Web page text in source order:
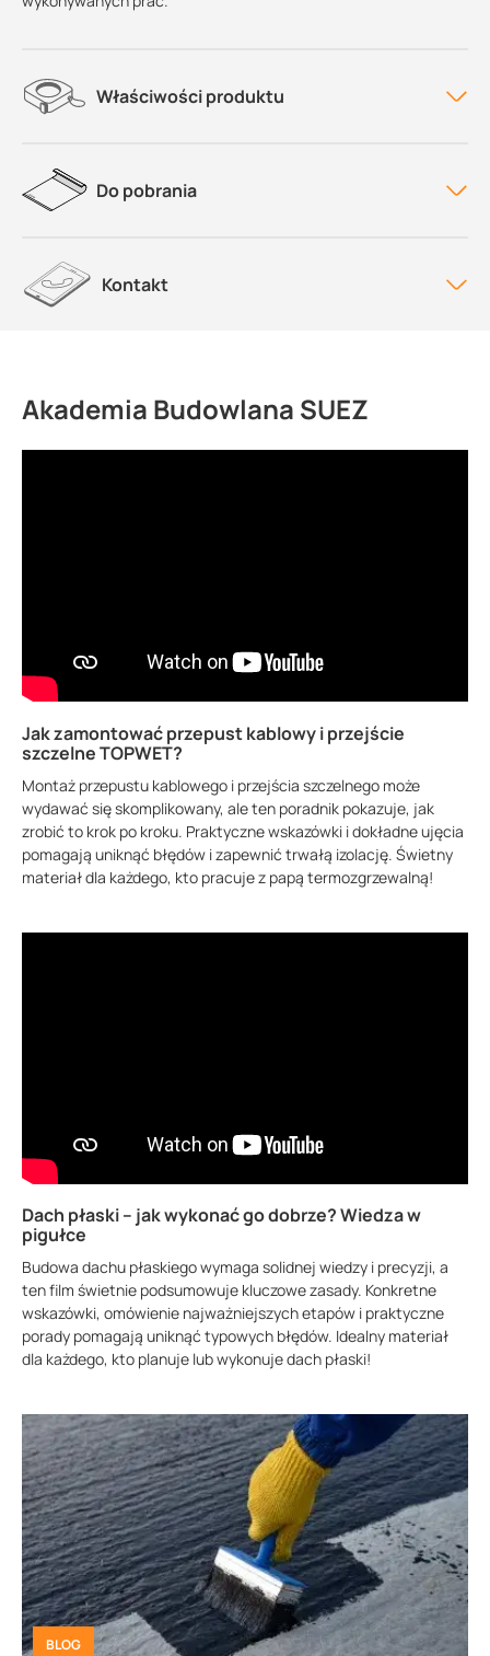
Właściwości produktu
Do pobrania
Kontakt
Akademia Budowlana SUEZ
Jak zamontować przepust kablowy i przejście
szczelne TOPWET?
Montaż przepustu kablowego i przejścia szczelnego może
wydawać się skomplikowany, ale ten poradnik pokazuje, jak
zrobić to krok po kroku. Praktyczne wskazówki i dokładne ujęcia
pomagają uniknąć błędów i zapewnić trwałą izolację. Świetny
materiał dla każdego, kto pracuje z papą termozgrzewalną!
Dach płaski – jak wykonać go dobrze? Wiedza w
pigułce
Budowa dachu płaskiego wymaga solidnej wiedzy i precyzji, a
ten film świetnie podsumowuje kluczowe zasady. Konkretne
wskazówki, omówienie najważniejszych etapów i praktyczne
porady pomagają uniknąć typowych błędów. Idealny materiał
dla każdego, kto planuje lub wykonuje dach płaski!
BLOG